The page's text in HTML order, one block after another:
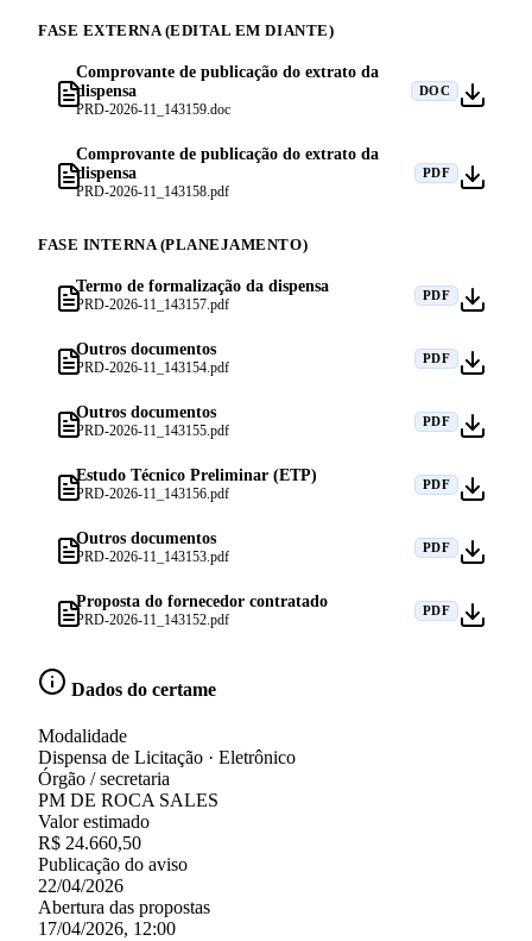
FASE EXTERNA (EDITAL EM DIANTE)
Comprovante de publicação do extrato da
dispensa
PRD-2026-11_143159.doc
DOC
Comprovante de publicação do extrato da
dispensa
PRD-2026-11_143158.pdf
PDF
FASE INTERNA (PLANEJAMENTO)
Termo de formalização da dispensa
PRD-2026-11_143157.pdf
PDF
Outros documentos
PRD-2026-11_143154.pdf
PDF
Outros documentos
PRD-2026-11_143155.pdf
PDF
Estudo Técnico Preliminar (ETP)
PRD-2026-11_143156.pdf
PDF
Outros documentos
PRD-2026-11_143153.pdf
PDF
Proposta do fornecedor contratado
PRD-2026-11_143152.pdf
PDF
Dados do certame
Modalidade
Dispensa de Licitação · Eletrônico
Órgão / secretaria
PM DE ROCA SALES
Valor estimado
R$ 24.660,50
Publicação do aviso
22/04/2026
Abertura das propostas
17/04/2026, 12:00